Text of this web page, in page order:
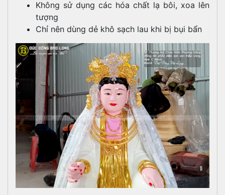
Không sử dụng các hóa chất lạ bôi, xoa lên
tượng
Chỉ nên dùng dẻ khô sạch lau khi bị bụi bẩn